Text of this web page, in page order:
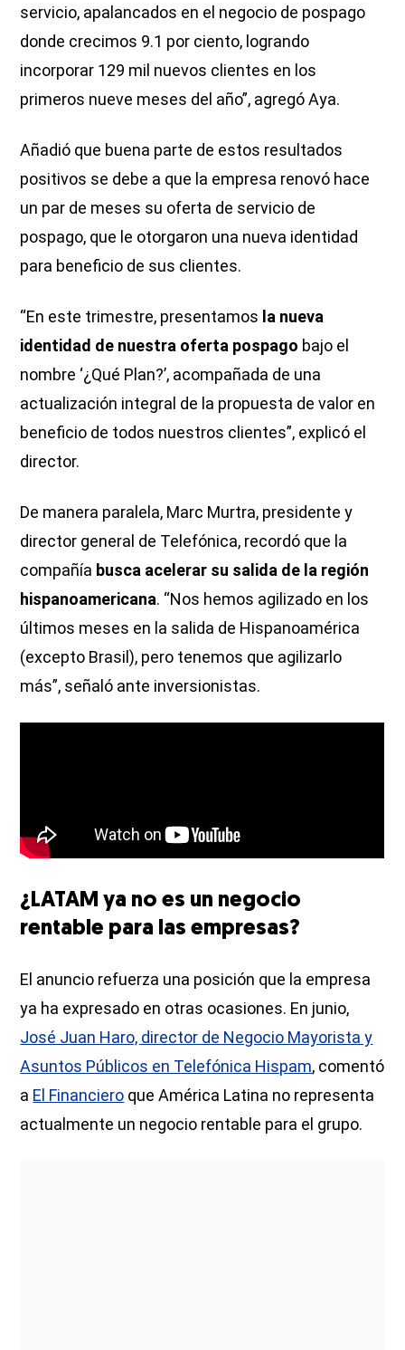
servicio, apalancados en el negocio de pospago
donde crecimos 9.1 por ciento, logrando
incorporar 129 mil nuevos clientes en los
primeros nueve meses del año”, agregó Aya.
Añadió que buena parte de estos resultados
positivos se debe a que la empresa renovó hace
un par de meses su oferta de servicio de
pospago, que le otorgaron una nueva identidad
para beneficio de sus clientes.
“En este trimestre, presentamos la nueva
identidad de nuestra oferta pospago bajo el
nombre ‘¿Qué Plan?’, acompañada de una
actualización integral de la propuesta de valor en
beneficio de todos nuestros clientes”, explicó el
director.
De manera paralela, Marc Murtra, presidente y
director general de Telefónica, recordó que la
compañía busca acelerar su salida de la región
hispanoamericana. “Nos hemos agilizado en los
últimos meses en la salida de Hispanoamérica
(excepto Brasil), pero tenemos que agilizarlo
más”, señaló ante inversionistas.
¿LATAM ya no es un negocio
rentable para las empresas?
El anuncio refuerza una posición que la empresa
ya ha expresado en otras ocasiones. En junio,
José Juan Haro, director de Negocio Mayorista y
Asuntos Públicos en Telefónica Hispam, comentó
a El Financiero que América Latina no representa
actualmente un negocio rentable para el grupo.